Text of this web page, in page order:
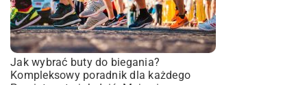
Jak wybrać buty do biegania?
Kompleksowy poradnik dla każdego